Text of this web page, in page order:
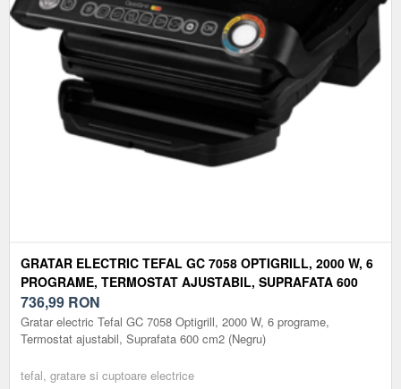
GRATAR ELECTRIC TEFAL GC 7058 OPTIGRILL, 2000 W, 6
PROGRAME, TERMOSTAT AJUSTABIL, SUPRAFATA 600
CM2 (NEGRU)
736,99 RON
Gratar electric Tefal GC 7058 Optigrill, 2000 W, 6 programe,
Termostat ajustabil, Suprafata 600 cm2 (Negru)
tefal, gratare si cuptoare electrice